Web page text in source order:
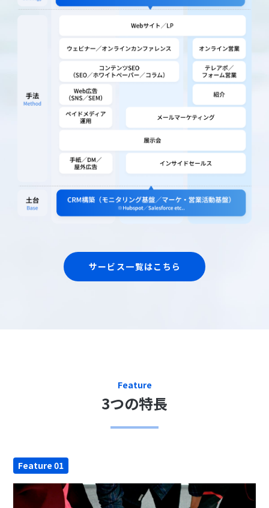
サービス一覧はこちら
Feature
3つの特長
Feature 01